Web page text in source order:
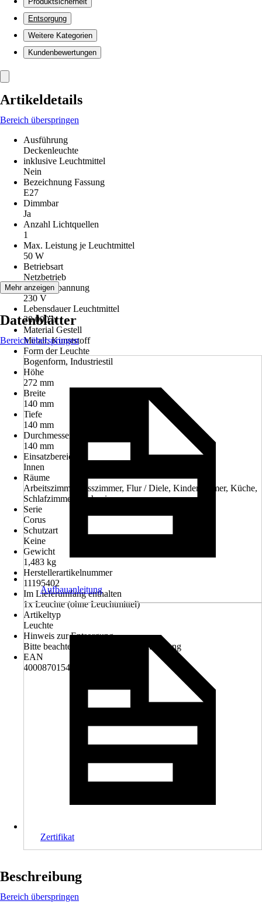
Entsorgung
Weitere Kategorien
Kundenbewertungen
Artikeldetails
Bereich überspringen
Ausführung
Deckenleuchte
inklusive Leuchtmittel
Nein
Bezeichnung Fassung
E27
Dimmbar
Ja
Anzahl Lichtquellen
1
Max. Leistung je Leuchtmittel
50 W
Betriebsart
Netzbetrieb
Betriebsspannung
230 V
Lebensdauer Leuchtmittel
30.000 h
Material Gestell
Metall, Kunststoff
Form der Leuchte
Bogenform, Industriestil
Höhe
272 mm
Breite
140 mm
Tiefe
140 mm
Durchmesser
140 mm
Einsatzbereich
Innen
Räume
Arbeitszimmer, Esszimmer, Flur / Diele, Kinderzimmer, Küche,
Schlafzimmer, Wohnzimmer
Serie
Corus
Schutzart
Keine
Gewicht
1,483 kg
Herstellerartikelnummer
11195402
Im Lieferumfang enthalten
1x Leuchte (ohne Leuchtmittel)
Artikeltyp
Leuchte
Hinweis zur Entsorgung
Bitte beachte die Hinweise zur Entsorgung
EAN
4000870154021
Mehr anzeigen
Datenblätter
Bereich überspringen
Aufbauanleitung
Zertifikat
Beschreibung
Bereich überspringen